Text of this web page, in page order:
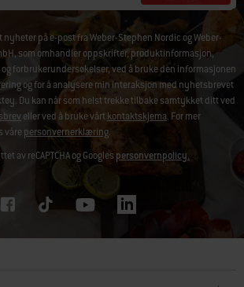
på e-post fra Weber-Stephen Nordic og Weber-
som omhandler oppskrifter, produktinformasjon,
forbrukerundersøkelser, ved å bruke den informasjonen
og for å analysere min interaksjon med nyhetsbrevet
Du kan når som helst trekke tilbake samtykket ditt ved
eller ved å bruke vårtkontaktskjema. For mer
vårepersonvernerklæring.
av reCAPTCHA og Googlespersonvernpolicy.